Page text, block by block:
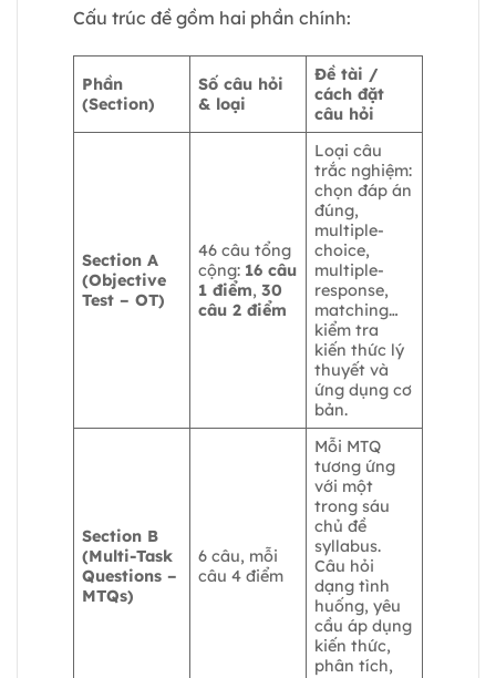
Cấu trúc đề gồm hai phần chính:
Phần
(Section)
Số câu hỏi
& loại
Đề tài /
cách đặt
câu hỏi
Section A
(Objective
Test – OT)
46 câu tổng
cộng: 16 câu
1 điểm,30
câu 2 điểm
Loại câu
trắc nghiệm:
chọn đáp án
đúng,
multiple-
choice,
multiple-
response,
matching…
kiểm tra
kiến thức lý
thuyết và
ứng dụng cơ
bản.
Section B
(Multi-Task
Questions –
MTQs)
6 câu, mỗi
câu 4 điểm
Mỗi MTQ
tương ứng
với một
trong sáu
chủ đề
syllabus.
Câu hỏi
dạng tình
huống, yêu
cầu áp dụng
kiến thức,
phân tích,